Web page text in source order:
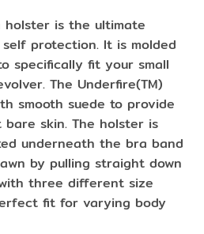
holster is the ultimate
protection. It is molded
specifically fit your small
The Underfire(TM)
smooth suede to provide
skin. The holster is
underneath the bra band
by pulling straight down
three different size
fit for varying body